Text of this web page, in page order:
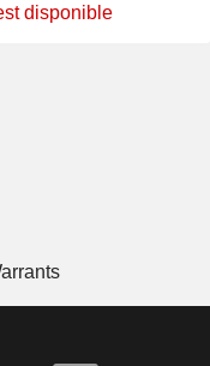
disponible